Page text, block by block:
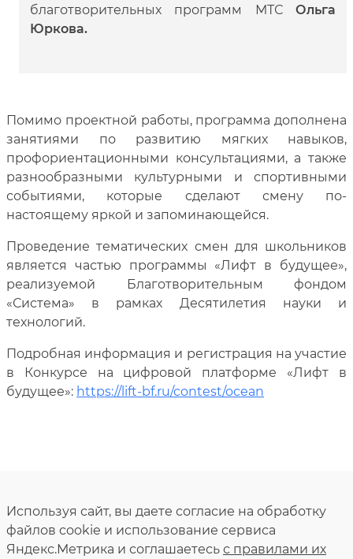
благотворительных программ МТС Ольга
Юркова.
Помимо проектной работы, программа дополнена
занятиями по развитию мягких навыков,
профориентационными консультациями, а также
разнообразными культурными и спортивными
событиями, которые сделают смену по-
настоящему яркой и запоминающейся.
Проведение тематических смен для школьников
является частью программы «Лифт в будущее»,
реализуемой Благотворительным фондом
«Система» в рамках Десятилетия науки и
технологий.
Подробная информация и регистрация на участие
в Конкурсе на цифровой платформе «Лифт в
будущее»: https://lift-bf.ru/contest/ocean
Используя сайт, вы даете согласие на обработку
файлов cookie и использование сервиса
Яндекс.Метрика и соглашаетесь с правилами их